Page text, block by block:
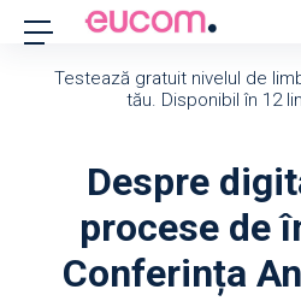
Testează gratuit nivelul de
tău. Disponibil în 12
Despre
procese de
Conferința